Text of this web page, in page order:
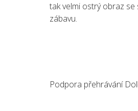
tak velmi ostrý obraz se
zábavu.
Podpora přehrávání